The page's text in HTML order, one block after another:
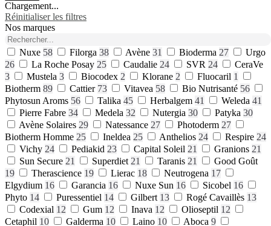
Chargement...
Réinitialiser les filtres
Nos marques
Nuxe 58 Filorga 38 Avène 31 Bioderma 27
Urgo
26
La Roche Posay 25 Caudalie 24 SVR 24
CeraVe
3
Mustela 3 Biocodex 2 Klorane 2 Fluocaril 1
Biotherm 89 Cattier 73 Vitavea 58 Bio Nutrisanté 56
Phytosun Aroms 56 Talika 45 Herbalgem 41 Weleda 41
Pierre Fabre 34 Medela 32 Nutergia 30 Patyka 30
Avène Solaires 29 Natessance 27 Photoderm 27
Biotherm Homme 25 Ineldea 25 Anthelios 24 Respire 24
Vichy 24 Pediakid 23 Capital Soleil 21 Granions 21
Sun Secure 21 Superdiet 21 Taranis 21
Good Goût
19
Therascience 19 Lierac 18 Neutrogena 17
Elgydium 16 Garancia 16 Nuxe Sun 16 Sicobel 16
Phyto 14 Puressentiel 14 Gilbert 13 Rogé Cavaillès 13
Codexial 12 Gum 12 Inava 12 Olioseptil 12
Cetaphil 10 Galderma 10 Laino 10 Aboca 9